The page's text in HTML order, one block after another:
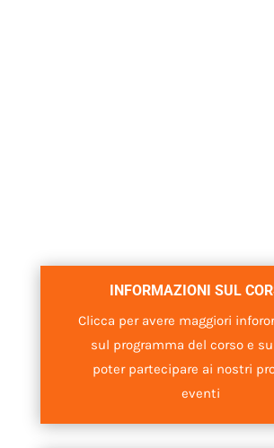
INFORMAZIONI SUL
Clicca per avere maggiori
sul programma del corso e
poter partecipare ai nostri
eventi